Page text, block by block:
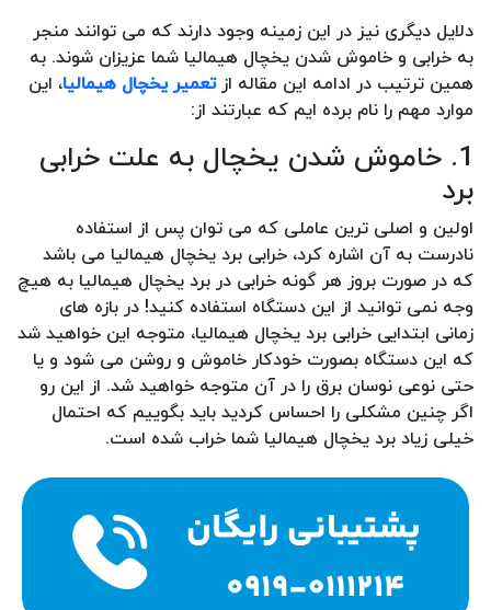
دلایل دیگری نیز در این زمینه وجود دارند که می توانند منجر
به خرابی و خاموش شدن یخچال هیمالیا شما عزیزان شوند. به
همین ترتیب در ادامه این مقاله ازتعمیر یخچال هیمالیا، این
موارد مهم را نام برده ایم که عبارتند از:
1. خاموش شدن یخچال به علت خرابی
برد
اولین و اصلی ترین عاملی که می توان پس از استفاده
نادرست به آن اشاره کرد، خرابی برد یخچال هیمالیا می باشد
که در صورت بروز هر گونه خرابی در برد یخچال هیمالیا به هیچ
وجه نمی توانید از این دستگاه استفاده کنید! در بازه های
زمانی ابتدایی خرابی برد یخچال هیمالیا، متوجه این خواهید شد
که این دستگاه بصورت خودکار خاموش و روشن می شود و یا
حتی نوعی نوسان برق را در آن متوجه خواهید شد. از این رو
اگر چنین مشکلی را احساس کردید باید بگوییم که احتمال
خیلی زیاد برد یخچال هیمالیا شما خراب شده است.